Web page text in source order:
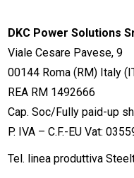
DKC Power Solutions
Viale Cesare Pavese, 9
00144 Roma (RM) Italy
REA RM 1492666
Cap. Soc/Fully paid-up
P. IVA – C.F.-EU Vat:
Tel. linea produttiva